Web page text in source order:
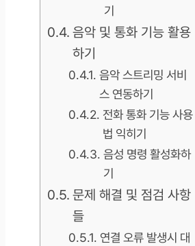
기
음악 및 통화 기능 활용
하기
음악 스트리밍 서비
스 연동하기
전화 통화 기능 사용
법 익히기
음성 명령 활성화하
기
문제 해결 및 점검 사항
들
연결 오류 발생시 대